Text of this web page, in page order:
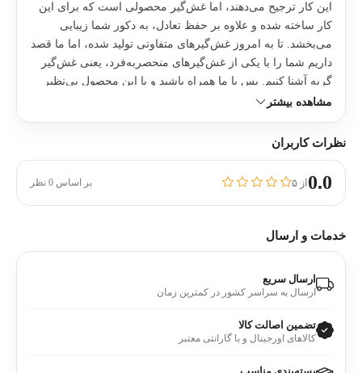
این کار ترجیح می‌دهند،‌ اما غش‌گیر محصولی است که برای این
کار ساخته شده و علاوه بر حفظ تعادل،‌ به دکور شما زیبایی
می‌بخشد. تا به امروز غش‌گیرهای متفاوتی تولید شده،‌ اما ما قصد
داریم شما را با یکی از غش‌گیر‌های منحصربه‌فرد،‌ یعنی غش‌گیر
گربه آشنا کنیم. پس با ما همراه باشید و با این محصول بی‌نظیر
آشنا شوید. جنس غش‌گیر گربه‌ از چیست؟احتمالا برای شما هم
ساخته شده است؟‌ شاید در نگاه اول تصور کنید که این محصول
با کمی دقت متوجه جنس متفاوت آن می‌شوید. ساختار این
محصول زیبا از رزین پلی استر است که به آن سنگ مصنوعی هم
نسبت به سنگ از وزن کمتری هم برخوردار است. این ترکیب
باعث شده که غش‌گیر گربه در اثر ضربه به راحتی نشکند و در
غش‌گیر گربهدر بخش‌ قبل با جنس بی‌نظیر غش‌گیر گربه آشنا
زیبایی شگفت‌انگیز این محصول باعث شده که در میان
غش‌گیرهای بسیار، محبوب واقع و با فروش‌های فراوانی روبه‌رو
مشاهده بیشتر
نظرات کاربران
0.0از ۵ بر اساس 0 نظر
خدمات و ارسال
ارسال سریع
ارسال به سراسر کشور در کمترین زمان
تضمین اصالت کالا
کالاهای اورجینال و با گارانتی معتبر